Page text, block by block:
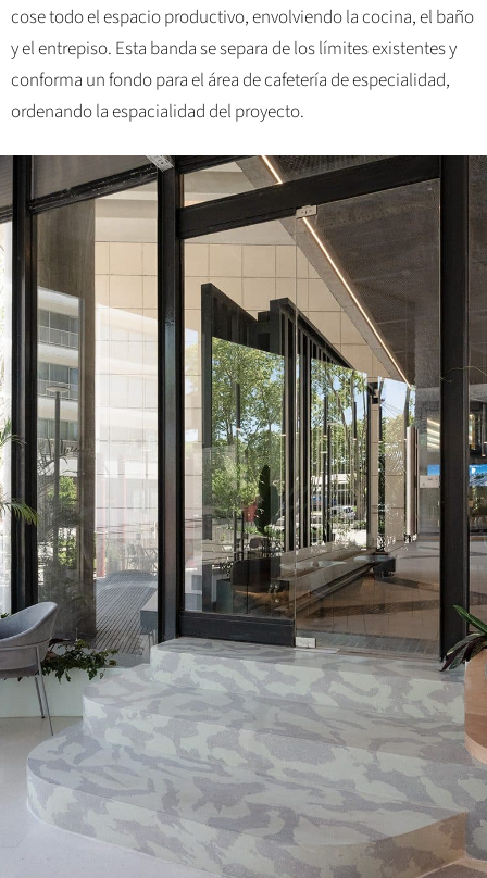
cose todo el espacio productivo, envolviendo la cocina, el baño
y el entrepiso. Esta banda se separa de los límites existentes y
conforma un fondo para el área de cafetería de especialidad,
ordenando la espacialidad del proyecto.